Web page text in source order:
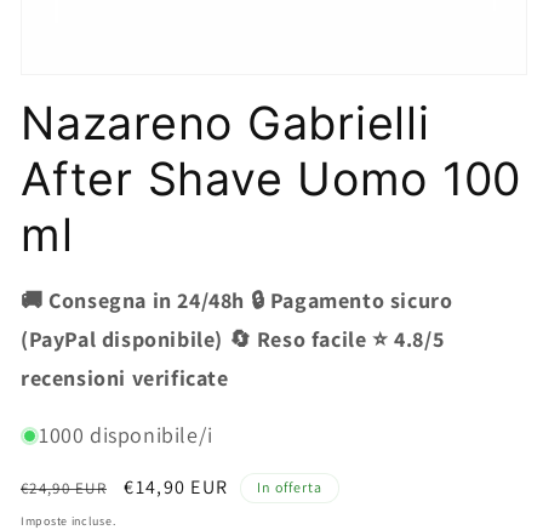
multimediali
1
finestra
modale
Nazareno Gabrielli
After Shave Uomo 100
ml
🚚 Consegna in 24/48h 🔒 Pagamento sicuro
(PayPal disponibile) 🔄 Reso facile ⭐ 4.8/5
recensioni verificate
1000 disponibile/i
Prezzo
di
€24,90 EUR
Prezzo
€14,90 EUR In offerta
Imposte incluse.